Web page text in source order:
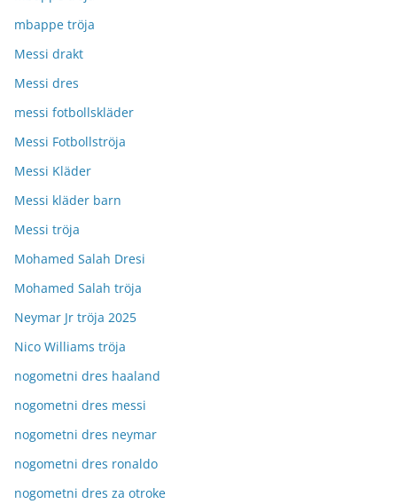
mbappe tröja
Messi drakt
Messi dres
messi fotbollskläder
Messi Fotbollströja
Messi Kläder
Messi kläder barn
Messi tröja
Mohamed Salah Dresi
Mohamed Salah tröja
Neymar Jr tröja 2025
Nico Williams tröja
nogometni dres haaland
nogometni dres messi
nogometni dres neymar
nogometni dres ronaldo
nogometni dres za otroke